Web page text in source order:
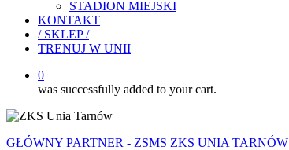
STADION MIEJSKI
KONTAKT
/ SKLEP /
TRENUJ W UNII
0
was successfully added to your cart.
GŁÓWNY PARTNER - ZSMS ZKS UNIA TARNÓW